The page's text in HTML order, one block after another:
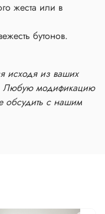
жеста или в
бутонов.
исходя из ваших
Любую модификацию
обсудить с нашим